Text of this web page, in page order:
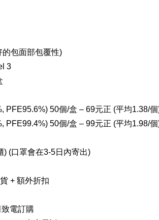
的包面部包覆性)
3
PFE95.6%) 50個/盒 – 69元正 (平均1.38/
PFE99.4%) 50個/盒 – 99元正 (平均1.98/
) (口罩會在3-5日內寄出)
+ 額外折扣
電訂購